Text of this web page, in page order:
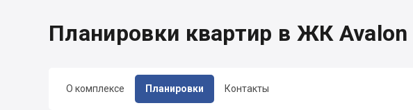
О комплексе Планировки Контакты
Планировки квартир в ЖК Avalon